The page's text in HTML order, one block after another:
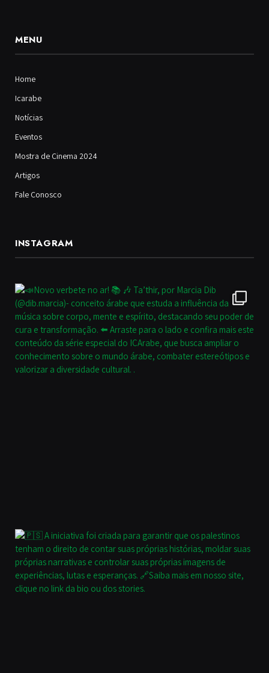
MENU
Home
Icarabe
Notícias
Eventos
Mostra de Cinema 2024
Artigos
Fale Conosco
INSTAGRAM